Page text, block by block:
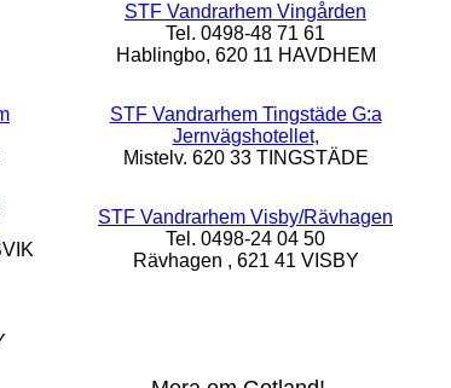
STF Vandrarhem Vingården
Tel. 0498-48 71 61
Hablingbo, 620 11 HAVDHEM
STF Vandrarhem Tingstäde G:a
Jernvägshotellet,
Mistelv. 620 33 TINGSTÄDE
STF Vandrarhem Visby/Rävhagen
Tel. 0498-24 04 50
Rävhagen , 621 41 VISBY